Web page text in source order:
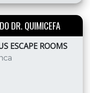
DR. QUIMICEFA
ESCAPE ROOMS